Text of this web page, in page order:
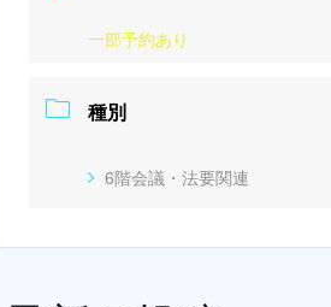
一部予約あり
種別
6階会議・法要関連